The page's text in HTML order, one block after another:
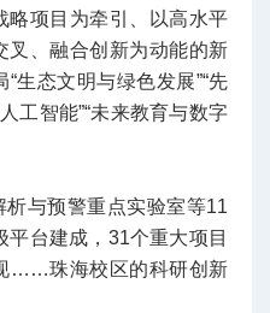
略项目为牵引、以高水平
叉、融合创新为动能的新
生态文明与绿色发展”“先
工智能”“未来教育与数字
与预警重点实验室等11
台建成，31个重大项目
……珠海校区的科研创新